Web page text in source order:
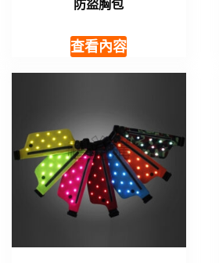
防盜胸包
查看內容